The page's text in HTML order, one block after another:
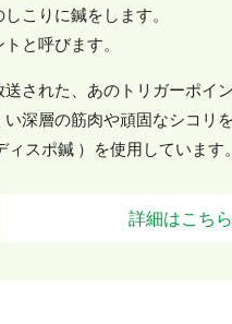
こりに鍼をします。
と呼びます。
送された、あのトリガーポイ
深層の筋肉や頑固なシコリ
スポ鍼 ）を使用しています。
詳細はこち